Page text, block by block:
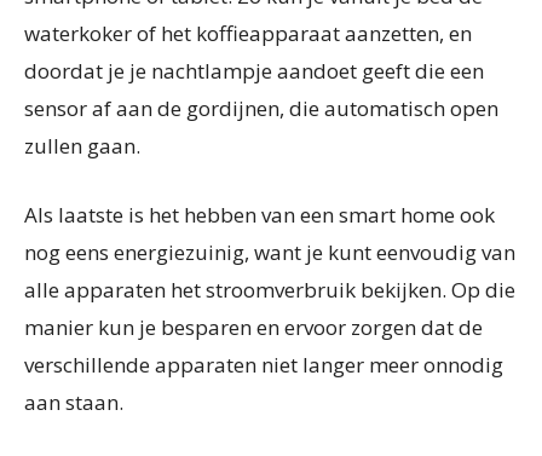
waterkoker of het koffieapparaat aanzetten, en
doordat je je nachtlampje aandoet geeft die een
sensor af aan de gordijnen, die automatisch open
zullen gaan.
Als laatste is het hebben van een smart home ook
nog eens energiezuinig, want je kunt eenvoudig van
alle apparaten het stroomverbruik bekijken. Op die
manier kun je besparen en ervoor zorgen dat de
verschillende apparaten niet langer meer onnodig
aan staan.